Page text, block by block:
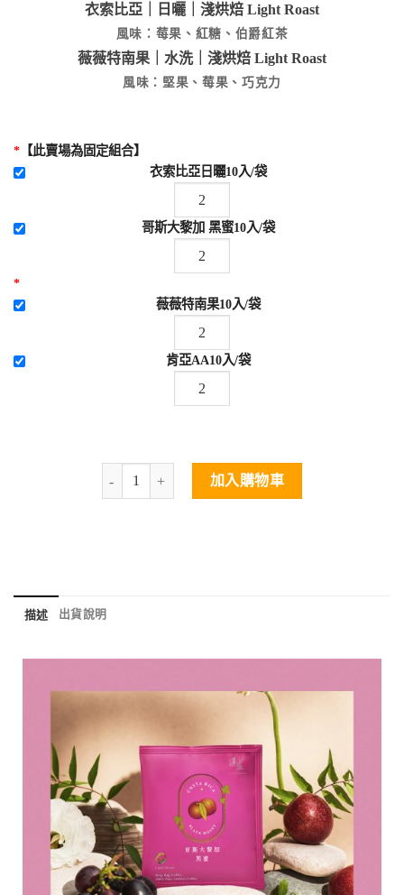
衣索比亞｜日曬｜淺烘焙 Light Roast
風味：莓果、紅糖、伯爵紅茶
薇薇特南果｜水洗｜淺烘焙 Light Roast
風味：堅果、莓果、巧克力
* 【此賣場為固定組合】
衣索比亞日曬10入/袋
哥斯大黎加 黑蜜10入/袋
*
薇薇特南果10入/袋
肯亞AA10入/袋
加入購物車
描述 出貨說明